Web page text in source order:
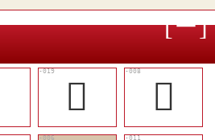
󵺰
󵺥